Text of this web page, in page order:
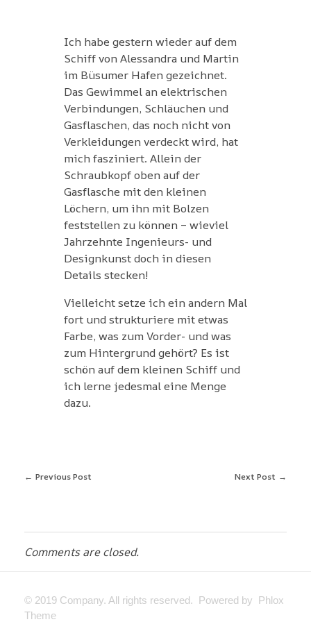
Ich habe gestern wieder auf dem
Schiff von Alessandra und Martin
im Büsumer Hafen gezeichnet.
Das Gewimmel an elektrischen
Verbindungen, Schläuchen und
Gasflaschen, das noch nicht von
Verkleidungen verdeckt wird, hat
mich fasziniert. Allein der
Schraubkopf oben auf der
Gasflasche mit den kleinen
Löchern, um ihn mit Bolzen
feststellen zu können – wieviel
Jahrzehnte Ingenieurs- und
Designkunst doch in diesen
Details stecken!
Vielleicht setze ich ein andern Mal
fort und strukturiere mit etwas
Farbe, was zum Vorder- und was
zum Hintergrund gehört? Es ist
schön auf dem kleinen Schiff und
ich lerne jedesmal eine Menge
dazu.
Previous Post Next Post
Comments are closed.
© 2019 Company. All rights reserved. Powered by Phlox
Theme